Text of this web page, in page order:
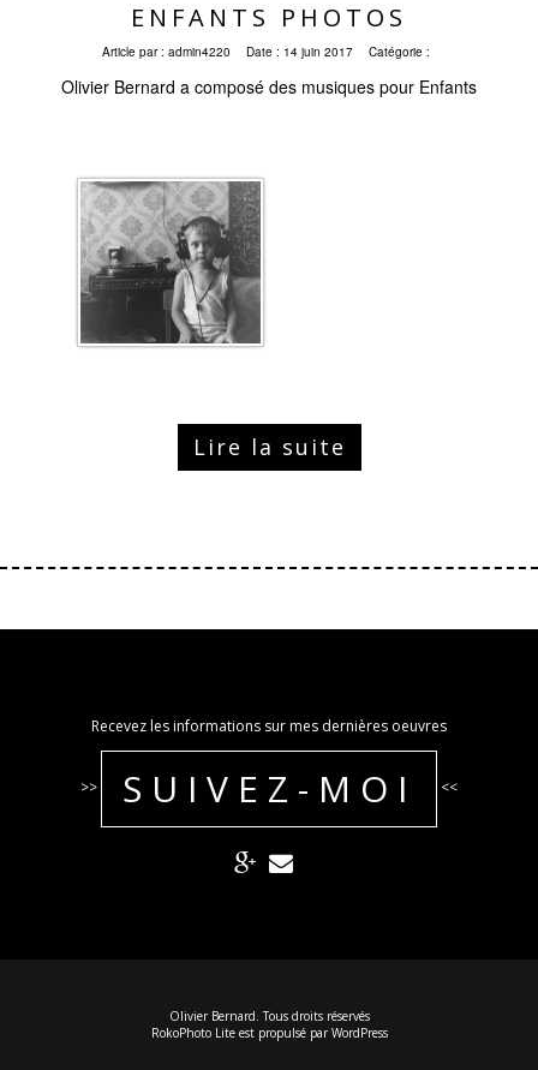
ENFANTS PHOTOS
Article par : admin4220 Date : 14 juin 2017 Catégorie :
Olivier Bernard a composé des musiques pour Enfants
Lire la suite
Recevez les informations sur mes dernières oeuvres
>> SUIVEZ-MOI <<
Olivier Bernard. Tous droits réservés
RokoPhoto Liteest propulsé par WordPress